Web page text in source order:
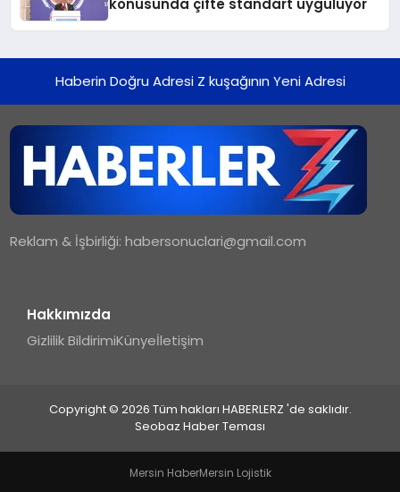
konusunda çifte standart uyguluyor
Haberin Doğru Adresi Z kuşağının Yeni Adresi
Reklam & İşbirliği:habersonuclari@gmail.com
Hakkımızda
Gizlilik BildirimiKünyeİletişim
Copyright © 2026 Tüm hakları HABERLERZ 'de saklıdır.
Seobaz Haber Teması
Mersin HaberMersin Lojistik